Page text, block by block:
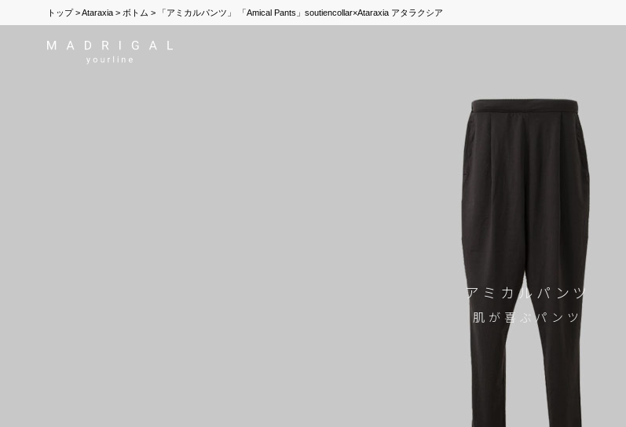
トップ Ataraxia ボトム 「アミカルパンツ」 「Amical Pants」soutiencollar×Ataraxia アタラクシア
アミカルパンツ
肌が喜ぶパンツ